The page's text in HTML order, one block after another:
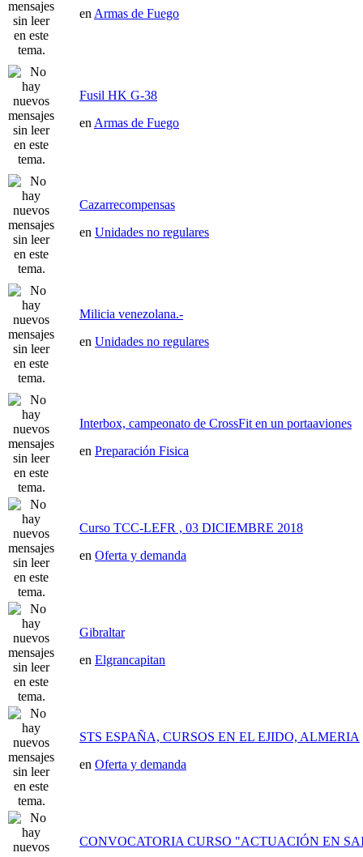
en Armas de Fuego
Fusil HK G-38
en Armas de Fuego
Cazarrecompensas
en Unidades no regulares
Milicia venezolana.-
en Unidades no regulares
Interbox, campeonato de CrossFit en un portaaviones
en Preparación Fisica
Curso TCC-LEFR , 03 DICIEMBRE 2018
en Oferta y demanda
Gibraltar
en Elgrancapitan
STS ESPAÑA, CURSOS EN EL EJIDO, ALMERIA
en Oferta y demanda
CONVOCATORIA CURSO "ACTUACIÓN EN